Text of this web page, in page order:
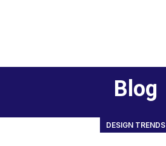
Blog
DESIGN TRENDS